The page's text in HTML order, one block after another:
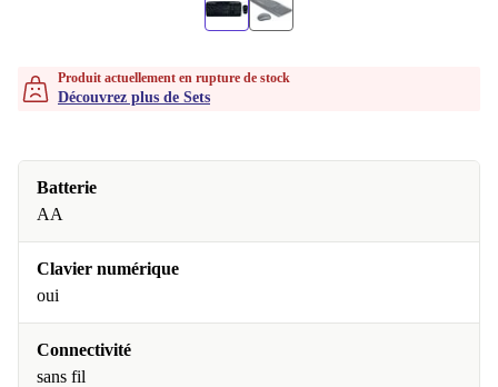
Produit actuellement en rupture de stock
Découvrez plus de Sets
Batterie
AA
Clavier numérique
oui
Connectivité
sans fil